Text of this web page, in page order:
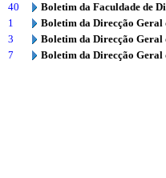
40
Boletim da Faculdade de
1
Boletim da Direcção Geral
3
Boletim da Direcção Geral
7
Boletim da Direcção Geral